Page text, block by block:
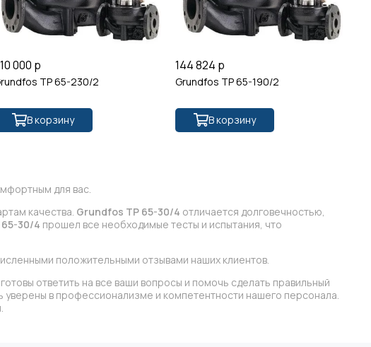
000 р
TP 65-230/2
В корзину
144 824 р
Grundfos TP 65-190/2
В корзину
для вас.
качества. Grundfos TP 65-30/4 отличается долговечностью,
30/4 прошел все необходимые тесты и испытания, что
положительными отзывами наших клиентов.
ответить на все ваши вопросы и помочь сделать правильный
в профессионализме и компетентности нашего персонала.